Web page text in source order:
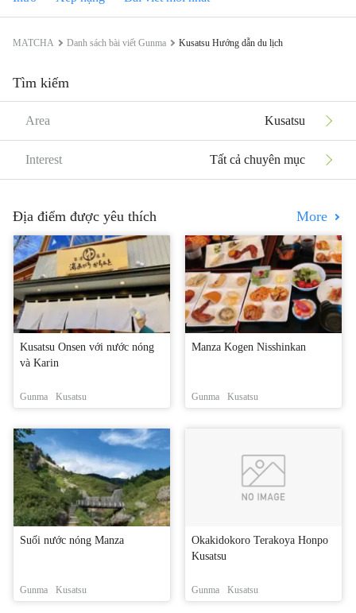
MATCHA Danh sách bài viết Gunma Kusatsu Hướng dẫn du lịch
Tìm kiếm
Area Kusatsu
Interest Tất cả chuyên mục
Địa điểm được yêu thích More
Kusatsu Onsen với nước nóng
và Karin
Gunma Kusatsu
Manza Kogen Nisshinkan
Gunma Kusatsu
Suối nước nóng Manza
Gunma Kusatsu
Okakidokoro Terakoya Honpo
Kusatsu
Gunma Kusatsu